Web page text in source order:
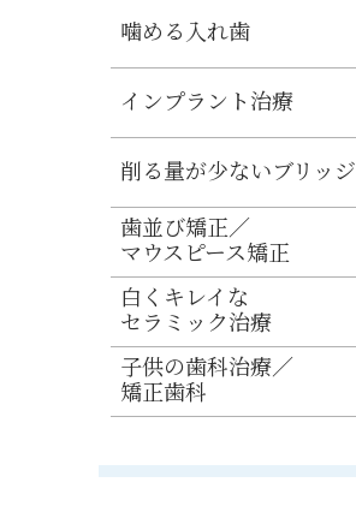
噛める入れ歯
インプラント治療
削る量が少ないブリッジ
歯並び矯正／
マウスピース矯正
白くキレイな
セラミック治療
子供の歯科治療／
矯正歯科